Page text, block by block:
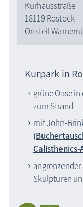
Kurhausstraße
18119 Rostock
Ortsteil
Kurpark in
grüne Oase
zum Strand
mit John-
Calisthenics-
Skulpturen